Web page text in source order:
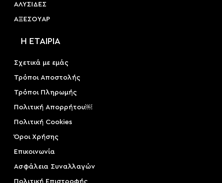
ΑΛΥΣΙΔΕΣ
ΑΞΕΣΟΥAΡ
Η ΕΤΑΙΡΙΑ
Σχετικά με εμάς
Τρόποι Αποστολής
Τρόποι Πληρωμής
Πολιτική Απορρήτου￼
Πολιτική Cookies
Όροι Χρήσης
Επικοινωνία
Ασφάλεια Συναλλαγών
Πολιτική Επιστροφής